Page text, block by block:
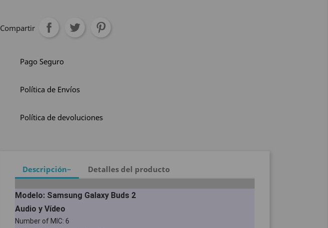
Compartir
Pago Seguro
Política de Envíos
Política de devoluciones
Descripción Detalles del producto
Modelo: Samsung Galaxy Buds 2
Audio y Vídeo
Number of MIC: 6